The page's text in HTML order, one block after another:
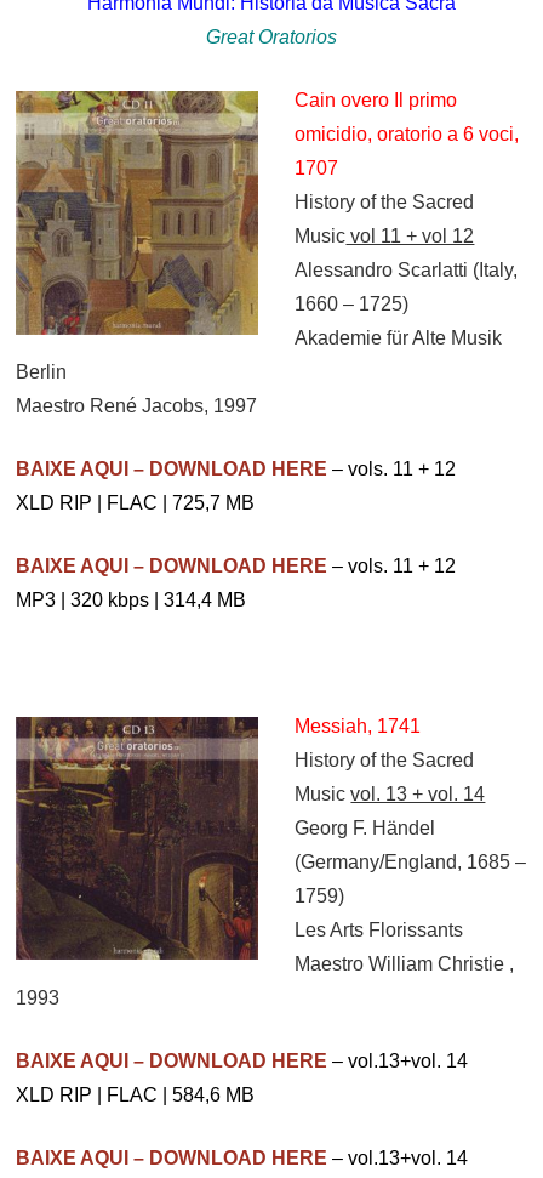
Great Oratorios
Cain overo Il primo
omicidio, oratorio a 6 voci,
1707
History of the Sacred
Music vol 11 + vol 12
Alessandro Scarlatti (Italy,
1660 – 1725)
Akademie für Alte Musik
Berlin
Maestro René Jacobs, 1997
BAIXE AQUI – DOWNLOAD HERE – vols. 11 + 12
XLD RIP | FLAC | 725,7 MB
BAIXE AQUI – DOWNLOAD HERE – vols. 11 + 12
MP3 | 320 kbps | 314,4 MB
Messiah, 1741
History of the Sacred
Musicvol. 13 + vol. 14
Georg F. Händel
(Germany/England, 1685 –
1759)
Les Arts Florissants
Maestro William Christie ,
1993
BAIXE AQUI – DOWNLOAD HERE – vol.13+vol. 14
XLD RIP | FLAC | 584,6 MB
BAIXE AQUI – DOWNLOAD HERE – vol.13+vol. 14